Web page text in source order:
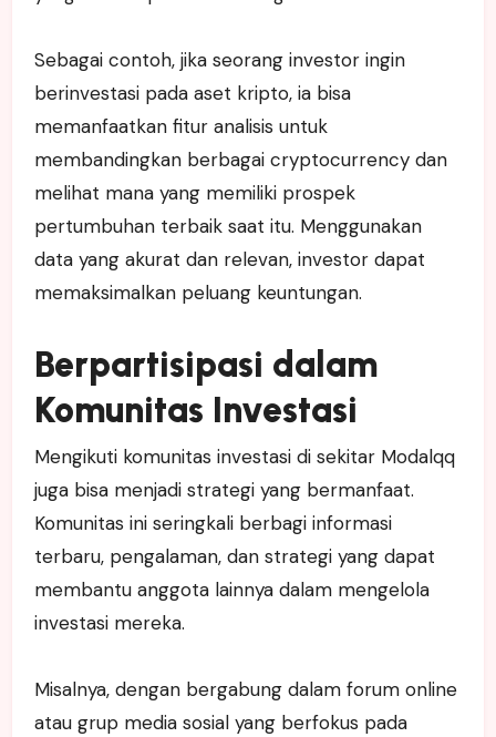
Sebagai contoh, jika seorang investor ingin
berinvestasi pada aset kripto, ia bisa
memanfaatkan fitur analisis untuk
membandingkan berbagai cryptocurrency dan
melihat mana yang memiliki prospek
pertumbuhan terbaik saat itu. Menggunakan
data yang akurat dan relevan, investor dapat
memaksimalkan peluang keuntungan.
Berpartisipasi dalam
Komunitas Investasi
Mengikuti komunitas investasi di sekitar Modalqq
juga bisa menjadi strategi yang bermanfaat.
Komunitas ini seringkali berbagi informasi
terbaru, pengalaman, dan strategi yang dapat
membantu anggota lainnya dalam mengelola
investasi mereka.
Misalnya, dengan bergabung dalam forum online
atau grup media sosial yang berfokus pada